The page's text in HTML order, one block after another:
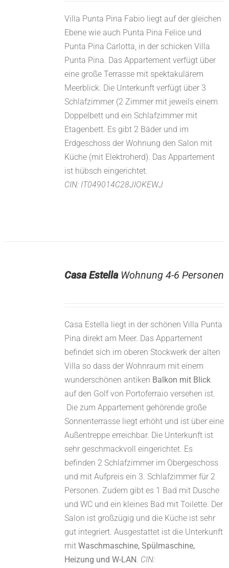
Villa Punta Pina Fabio liegt auf der gleichen
Ebene wie auch Punta Pina Felice und
Punta Pina Carlotta, in der schicken Villa
Punta Pina. Das Appartement verfügt über
eine große Terrasse mit spektakulärem
Meerblick. Die Unterkunft verfügt über 3
Schlafzimmer (2 Zimmer mit jeweils einem
Doppelbett und ein Schlafzimmer mit
Etagenbett. Es gibt 2 Bäder und im
Erdgeschoss der Wohnung den Salon mit
Küche (mit Elektroherd). Das Appartement
ist hübsch eingerichtet.
CIN: IT049014C28JIOKEWJ
Casa EstellaWohnung 4-6 Personen
Casa Estella liegt in der schönen Villa Punta
Pina direkt am Meer. Das Appartement
befindet sich im oberen Stockwerk der alten
Villa so dass der Wohnraum mit einem
wunderschönen antiken Balkon mit Blick
auf den Golf von Portoferraio versehen ist.
Die zum Appartement gehörende große
Sonnenterrasse liegt erhöht und ist über eine
Außentreppe erreichbar. Die Unterkunft ist
sehr geschmackvoll eingerichtet. Es
befinden 2 Schlafzimmer im Obergeschoss
und mit Aufpreis ein 3. Schlafzimmer für 2
Personen. Zudem gibt es 1 Bad mit Dusche
und WC und ein kleines Bad mit Toilette. Der
Salon ist großzügig und die Küche ist sehr
gut integriert. Ausgestattet ist die Unterkunft
mit Waschmaschine, Spülmaschine,
Heizung und W-LAN. CIN: